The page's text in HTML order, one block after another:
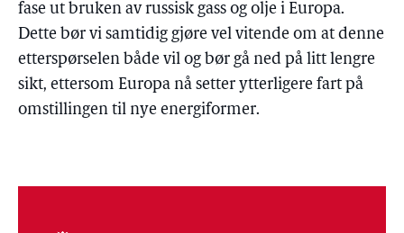
fase ut bruken av russisk gass og olje i Europa.
Dette bør vi samtidig gjøre vel vitende om at denne
etterspørselen både vil og bør gå ned på litt lengre
sikt, ettersom Europa nå setter ytterligere fart på
omstillingen til nye energiformer.